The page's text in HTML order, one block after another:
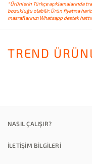
*Ürünlerin Türkçe açıklamalarında
bozukluğu olabilir. Ürün fiyatına
masraflarınızı Whatsapp destek
TREND
NASIL ÇALIŞIR?
İLETİŞİM BİLGİLERİ